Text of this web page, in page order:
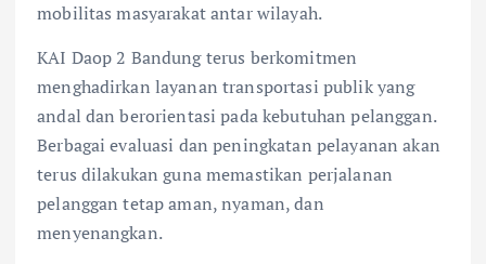
mobilitas masyarakat antar wilayah.
KAI Daop 2 Bandung terus berkomitmen
menghadirkan layanan transportasi publik yang
andal dan berorientasi pada kebutuhan pelanggan.
Berbagai evaluasi dan peningkatan pelayanan akan
terus dilakukan guna memastikan perjalanan
pelanggan tetap aman, nyaman, dan
menyenangkan.